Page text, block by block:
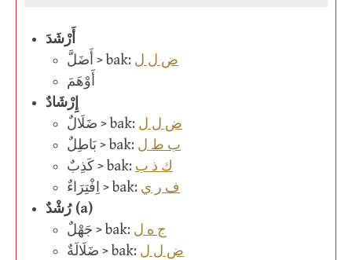
أَرْشَدَ
أَضَلَّ > bak: ض ل ل
أَوْهَمَ
إِرْشَادٌ
ضَلَالٌ > bak: ض ل ل
بَاطِلٌ > bak: ب ط ل
كَذِبٌ > bak: ك ذ ب
اِفْتِرَاءٌ > bak: ف ر ي
رُشْدٌ (a)
جَهْلٌ > bak: ج ه ل
ضَلَالَةٌ > bak: ض ل ل